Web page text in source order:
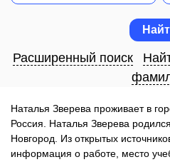
Расширенный поиск
Наталья Зверева проживает в
Россия. Наталья Зверева
Новгород. Из открытых
информация о работе, место